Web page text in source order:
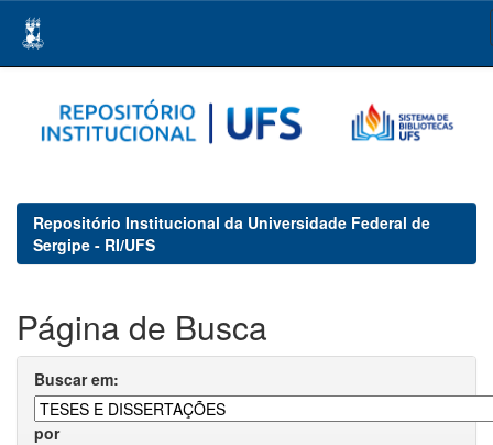
navigation
Repositório Institucional da Universidade Federal de
Sergipe - RI/UFS
Página de Busca
Buscar em:
por